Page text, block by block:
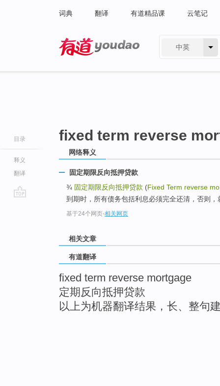
词典 翻译 有道精品课 云笔记
中英
目录
释义
翻译
fixed term reverse
网络释义
固定期限反向抵押贷款
¾ 固定期限反向抵押贷款 (Fixed Term reverse
到期时，所有债务包括利息必须完全还清，否则，
基于24个网页-相关网页
相关文章
有道翻译
fixed term reverse mortgage
定期反向抵押贷款
以上为机器翻译结果，长、整句